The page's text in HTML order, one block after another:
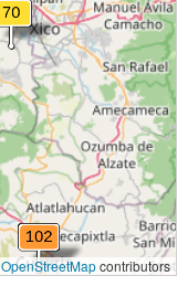
OpenStreetMapcontributors